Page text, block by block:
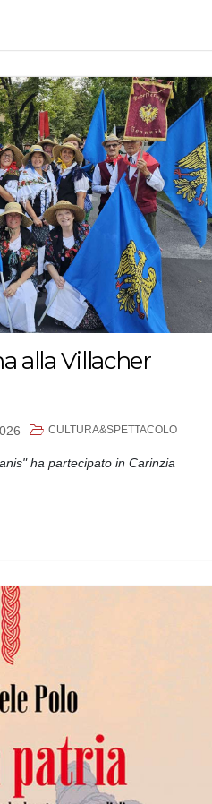
alla Villacher
CULTURA&SPETTACOLO
ha partecipato in Carinzia